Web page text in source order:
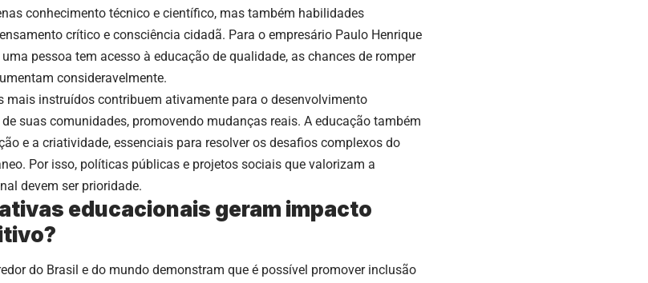
conhecimento técnico e científico, mas também habilidades
crítico e consciência cidadã. Para o empresário Paulo Henrique
pessoa tem acesso à educação de qualidade, as chances de romper
consideravelmente.
mais instruídos contribuem ativamente para o desenvolvimento
suas comunidades, promovendo mudanças reais. A educação também
e a criatividade, essenciais para resolver os desafios complexos do
Por isso, políticas públicas e projetos sociais que valorizam a
devem ser prioridade.
educacionais geram impacto
do Brasil e do mundo demonstram que é possível promover inclusão